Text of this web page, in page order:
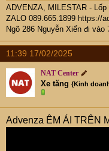
ADVENZA, MILESTAR -
ZALO 089.665.1899 https://
Ngõ 286 Nguyễn Xiển đi
11:39 17/02/2025
NAT Center
Xe tăng {Kinh
Advenza ÊM ÁI TRÊN